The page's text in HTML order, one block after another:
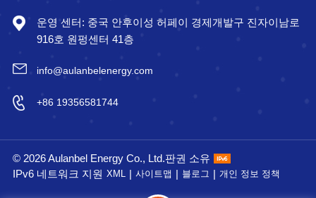
운영 센터: 중국 안후이성 허페이 경제개발구 진자이남로
916호 원펑센터 41층
info@aulanbelenergy.com
+86 19356581744
© 2026 Aulanbel Energy Co., Ltd.판권 소유
IPv6 네트워크 지원 XML | 사이트맵 | 블로그 | 개인 정보 정책